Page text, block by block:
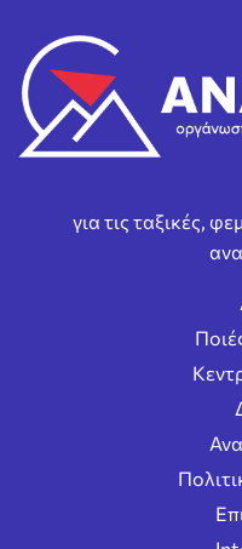
για τις ταξικές,